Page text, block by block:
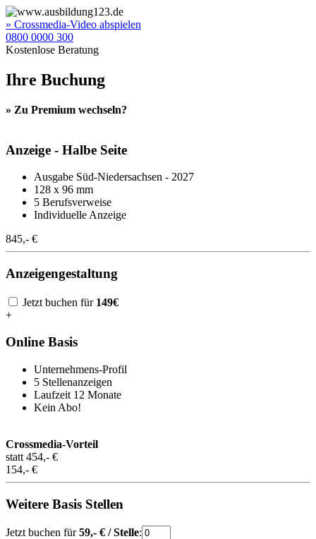
» Crossmedia-Video abspielen
0800 0000 300
Kostenlose Beratung
Ihre Buchung
» Zu Premium wechseln?
Anzeige - Halbe Seite
Ausgabe Süd-Niedersachsen - 2027
128 x 96 mm
5 Berufsverweise
Individuelle Anzeige
845,- €
Anzeigengestaltung
Jetzt buchen für 149€
+
Online Basis
Unternehmens-Profil
5 Stellenanzeigen
Laufzeit 12 Monate
Kein Abo!
Crossmedia-Vorteil
statt 454,- €
154,- €
Weitere Basis Stellen
Jetzt buchen für59,- € / Stelle: